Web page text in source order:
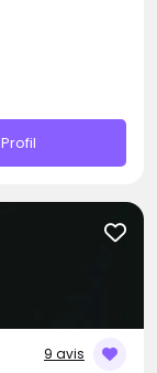
Profil
9 avis